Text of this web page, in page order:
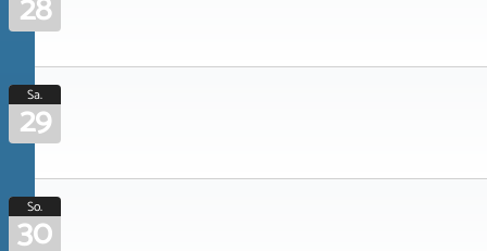
Sa.
29
So.
30